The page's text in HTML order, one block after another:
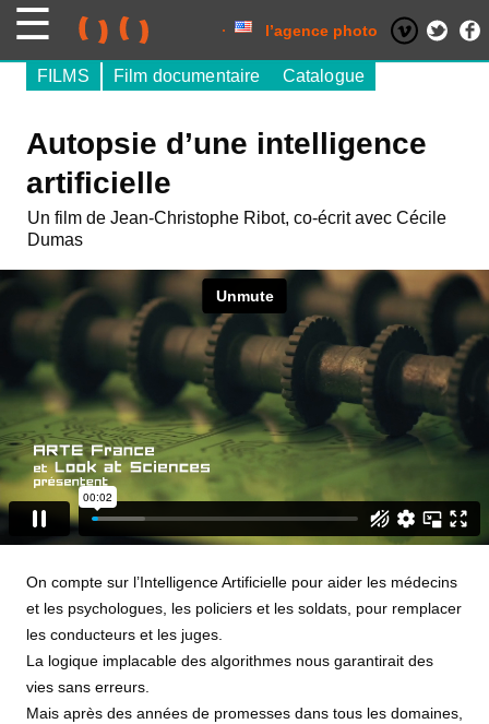
l’agence photo
Autopsie d’une intelligence
artificielle
FILMS Film documentaire Catalogue
Un film de Jean-Christophe Ribot, co-écrit avec Cécile
Dumas
On compte sur l’Intelligence Artificielle pour aider les médecins
et les psychologues, les policiers et les soldats, pour remplacer
les conducteurs et les juges.
La logique implacable des algorithmes nous garantirait des
vies sans erreurs.
Mais après des années de promesses dans tous les domaines,